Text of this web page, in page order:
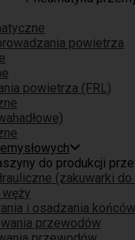
powietrza
powietrza (FRL)
do produkcji
(zakuwarki
i osadzania
przewodów